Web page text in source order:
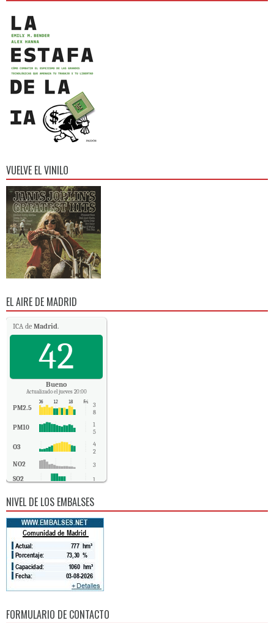
VUELVE EL VINILO
EL AIRE DE MADRID
ICA de Madrid.
42
Bueno
Actualizado el jueves 20:00
PM2.5
3
8
PM10
1
5
O3
4
2
NO2 3
SO2 1
NIVEL DE LOS EMBALSES
FORMULARIO DE CONTACTO